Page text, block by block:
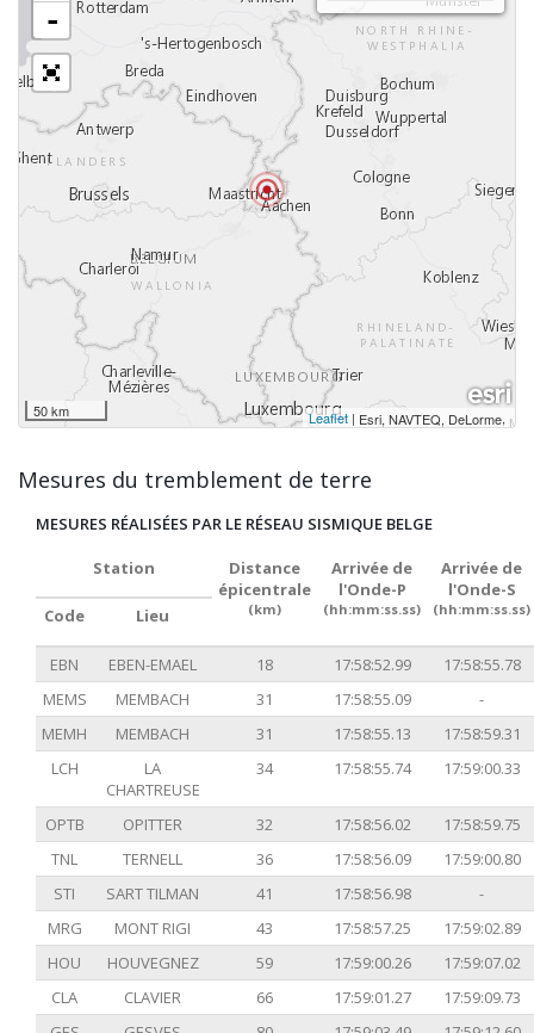
-
50 km Leaflet | Esri, NAVTEQ, DeLorme,
Mesures du tremblement de terre
MESURES RÉALISÉES PAR LE RÉSEAU SISMIQUE BELGE
Station
Distance
épicentrale
(km)
Arrivée de
l'Onde-P
(hh:mm:ss.ss)
Arrivée de
l'Onde-S
(hh:mm:ss.ss)
Code Lieu
EBN EBEN-EMAEL 18 17:58:52.99
17:58:55.78
MEMS
MEMBACH 31 17:58:55.09
-
MEMH
MEMBACH 31 17:58:55.13
17:58:59.31
LCH
LA
CHARTREUSE
34 17:58:55.74 17:59:00.33
OPTB OPITTER 32 17:58:56.02
17:58:59.75
TNL
TERNELL 36 17:58:56.09
17:59:00.80
STI
SART TILMAN 41 17:58:56.98
-
MRG
MONT RIGI 43 17:58:57.25
17:59:02.89
HOU
HOUVEGNEZ 59 17:59:00.26
17:59:07.02
CLA
CLAVIER 66 17:59:01.27
17:59:09.73